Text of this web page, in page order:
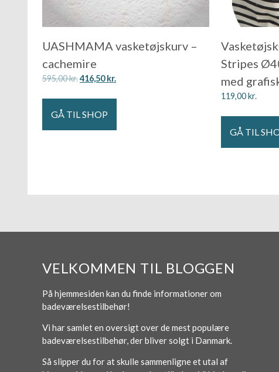
UASHMAMA vasketøjskurv –
cachemire
595,00kr.416,50kr.
GÅ TIL SHOP
Stripes
med
119,00kr.
GÅ TIL
VELKOMMEN TIL BLOGGEN
På hjemmesiden kan du finde informationer om
badeværelsestilbehør!
Vi har samlet en oversigt over de mest populære
badeværelsestilbehør, der bliver solgt i Danmark.
Så slipper du for at skulle sammenligne et utal af